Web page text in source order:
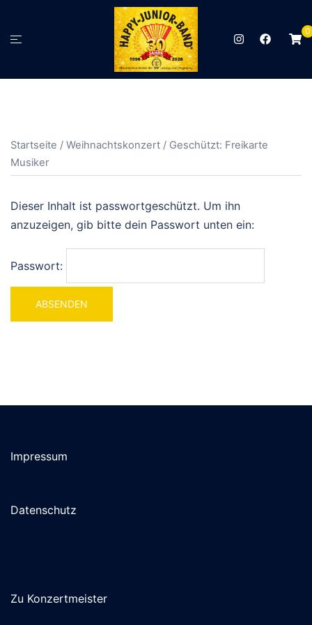
springen
Menü
0
Startseite / Weihnachtskonzert / Geschützt: Freikarte
Musiker
Dieser Inhalt ist passwortgeschützt. Um ihn
anzuzeigen, gib bitte dein Passwort unten ein:
Passwort:
Impressum
Datenschutz
Zu Konzertmeister